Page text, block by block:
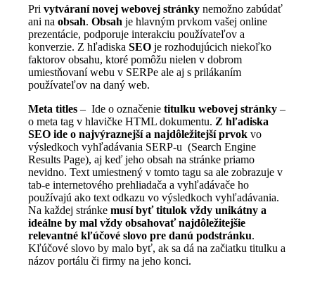
Privytváraní novej webovej stránky nemožno zabúdať
ani naobsah.Obsahje hlavným prvkom vašej online
prezentácie, podporuje interakciu používateľov a
konverzie. Z hľadiskaSEOje rozhodujúcich niekoľko
faktorov obsahu, ktoré pomôžu nielen v dobrom
umiestňovaní webu v SERPe ale aj s prilákaním
používateľov na daný web.
Meta titles – Ide o označenietitulku webovej stránky –
o meta tag v hlavičke HTML dokumentu. Z hľadiska
SEO ide o najvýraznejší a najdôležitejší prvok vo
výsledkoch vyhľadávania SERP-u (Search Engine
Results Page), aj keď jeho obsah na stránke priamo
nevidno. Text umiestnený v tomto tagu sa ale zobrazuje v
tab-e internetového prehliadača a vyhľadávače ho
používajú ako text odkazu vo výsledkoch vyhľadávania.
Na každej stránkemusí byť titulok vždy unikátny a
ideálne by mal vždy obsahovať najdôležitejšie
relevantné kľúčové slovo pre danú podstránku.
Kľúčové slovo by malo byť, ak sa dá na začiatku titulku a
názov portálu či firmy na jeho konci.